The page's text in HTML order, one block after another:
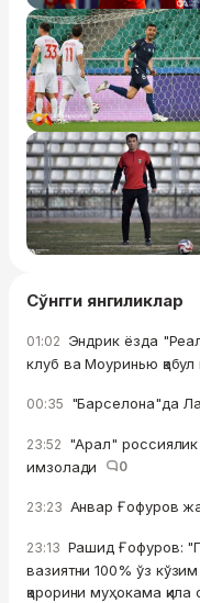
Сўнгги янгиликлар
01:02 Эндрик ёзда
клуб ва Моуринью қабул
00:35 "Барселона"да
23:52 "Арал"
имзолади
0
23:23 Анвар Ғофуров
23:13 Рашид Ғофуров:
вазиятни 100% ўз
қарорини муҳокама